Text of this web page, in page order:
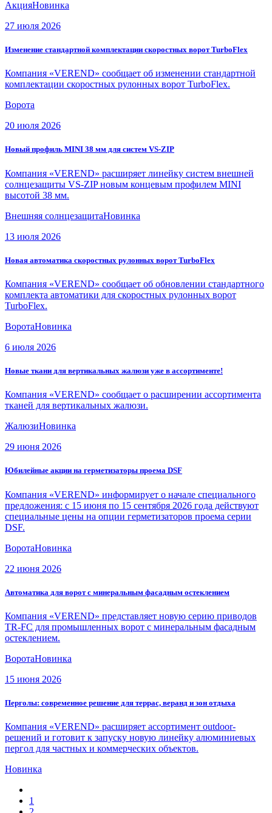
АкцияНовинка
27 июля 2026
Изменение стандартной комплектации скоростных ворот TurboFlex
Компания «VEREND» сообщает об изменении стандартной
комплектации скоростных рулонных ворот TurboFlex.
Ворота
20 июля 2026
Новый профиль MINI 38 мм для систем VS-ZIP
Компания «VEREND» расширяет линейку систем внешней
солнцезащиты VS-ZIP новым концевым профилем MINI
высотой 38 мм.
Внешняя солнцезащитаНовинка
13 июля 2026
Новая автоматика скоростных рулонных ворот TurboFlex
Компания «VEREND» сообщает об обновлении стандартного
комплекта автоматики для скоростных рулонных ворот
TurboFlex.
ВоротаНовинка
6 июля 2026
Новые ткани для вертикальных жалюзи уже в ассортименте!
Компания «VEREND» сообщает о расширении ассортимента
тканей для вертикальных жалюзи.
ЖалюзиНовинка
29 июня 2026
Юбилейные акции на герметизаторы проема DSF
Компания «VEREND» информирует о начале специального
предложения: с 15 июня по 15 сентября 2026 года действуют
специальные цены на опции герметизаторов проема серии
DSF.
ВоротаНовинка
22 июня 2026
Автоматика для ворот с минеральным фасадным остеклением
Компания «VEREND» представляет новую серию приводов
TR-FC для промышленных ворот с минеральным фасадным
остеклением.
ВоротаНовинка
15 июня 2026
Перголы: современное решение для террас, веранд и зон отдыха
Компания «VEREND» расширяет ассортимент outdoor-
решений и готовит к запуску новую линейку алюминиевых
пергол для частных и коммерческих объектов.
Новинка
1